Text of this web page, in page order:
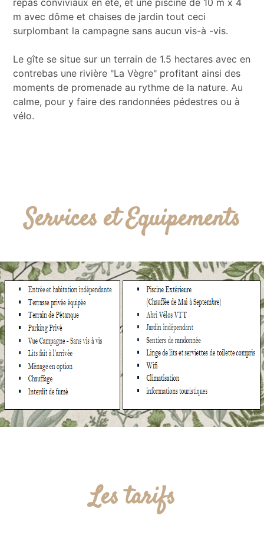
m avec dôme et chaises de jardin tout ceci
surplombant la campagne sans aucun vis-à -vis.
Le gîte se situe sur un terrain de 1.5 hectares avec en
contrebas une rivière "La Vègre" profitant ainsi des
moments de promenade au rythme de la nature. Au
calme, pour y faire des randonnées pédestres ou à
vélo.
Services et Equipements
Les tarifs